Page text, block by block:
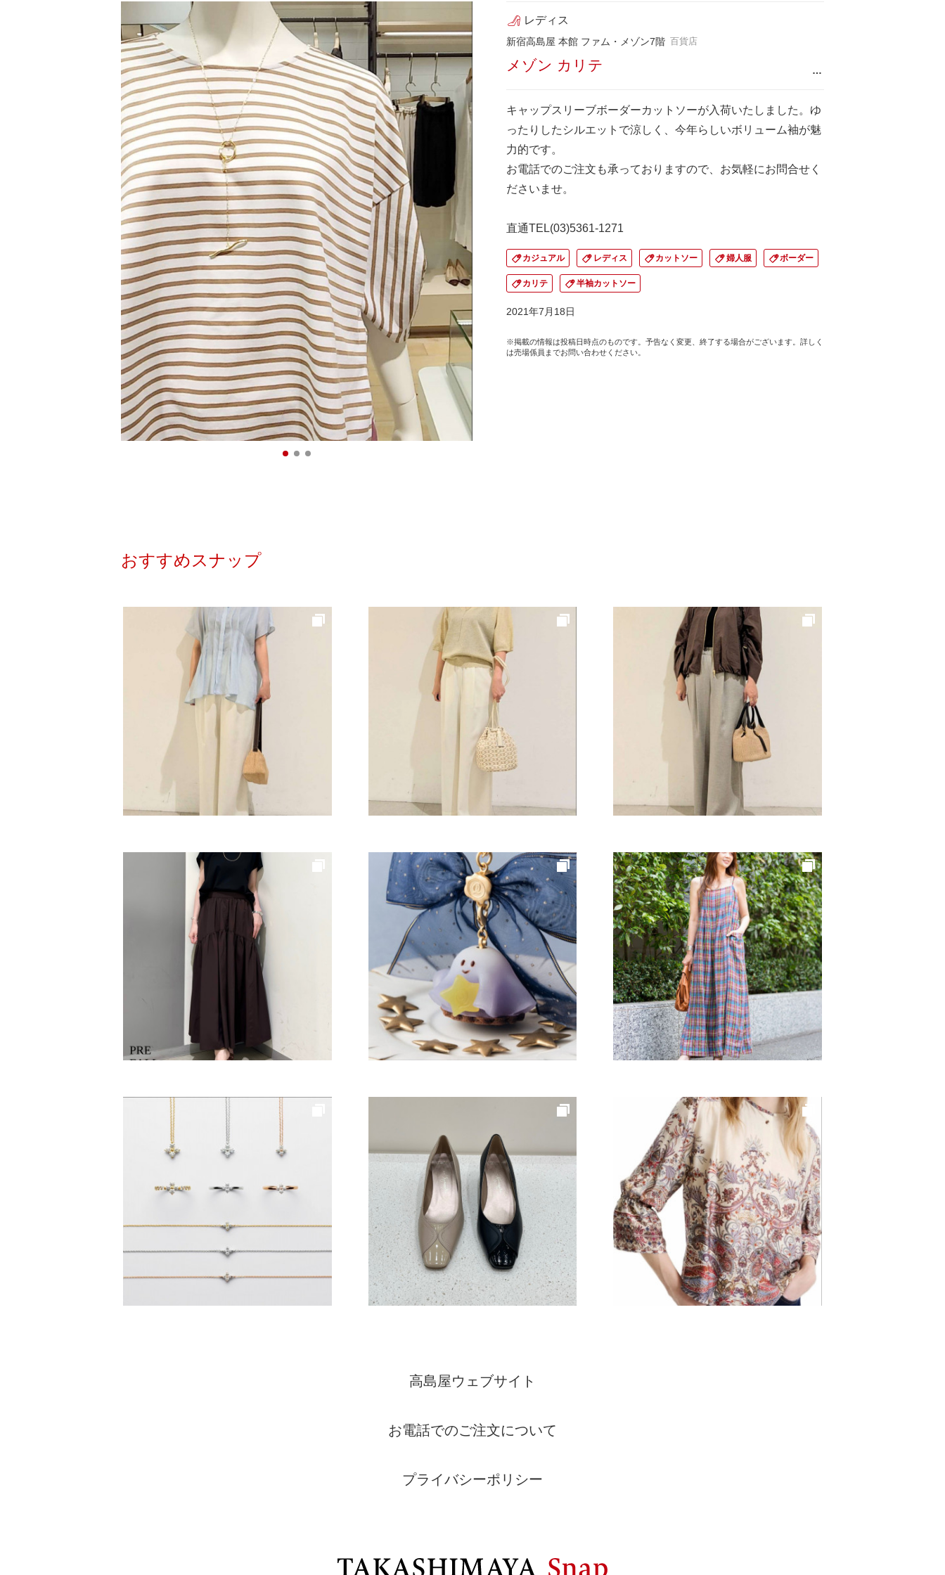
レディス
新宿高島屋 本館 ファム・メゾン7階 百貨店
メゾン カリテ …
キャップスリーブボーダーカットソーが入荷いたしました。ゆ
ったりしたシルエットで涼しく、今年らしいボリューム袖が魅
力的です。
お電話でのご注文も承っておりますので、お気軽にお問合せく
ださいませ。
直通TEL(03)5361-1271
カジュアル レディス カットソー 婦人服 ボーダー
カリテ 半袖カットソー
2021年7月18日
※掲載の情報は投稿日時点のものです。予告なく変更、終了する場合がございます。詳しく
は売場係員までお問い合わせください。
おすすめスナップ
高島屋ウェブサイト
お電話でのご注文について
プライバシーポリシー